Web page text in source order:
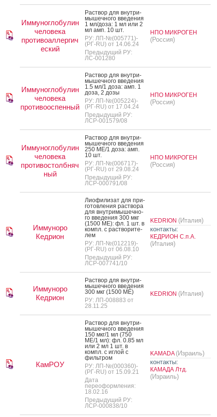
Иммуноглобулин
человека
противоаллергич
еский
Рас­твор для внут­ри­
мышеч­но­го вве­дения
1 мл/до­за: 1 мл или 2
мл амп. 10 шт.
РУ: ЛП-№(005771)-
(РГ-RU) от 14.06.24
Предыдущий РУ:
ЛС-001280
НПО МИКРОГЕН
(Россия)
Иммуноглобулин
человека
противооспенный
Рас­твор для внут­ри­
мышеч­но­го вве­дения
1.5 мл/1 до­за: амп. 1
до­за, 2 до­зы
РУ: ЛП-№(005224)-
(РГ-RU) от 17.04.24
Предыдущий РУ:
ЛСР-001579/08
НПО МИКРОГЕН
(Россия)
Иммуноглобулин
человека
противостолбняч
ный
Рас­твор для внут­ри­
мышеч­но­го вве­дения
250 МЕ/1 до­за: амп.
10 шт.
РУ: ЛП-№(006717)-
(РГ-RU) от 29.08.24
Предыдущий РУ:
ЛСР-000791/08
НПО МИКРОГЕН
(Россия)
Иммуноро
Кедрион
Ли­офи­лизат для при­
готов­ле­ния рас­тво­ра
для внут­ри­мышеч­но­
го вве­дения 300 мкг
(1500 МЕ): фл. 1 шт. в
компл. с рас­тво­рите­
лем
РУ: ЛП-№(012219)-
(РГ-RU) от 06.08.10
Предыдущий РУ:
ЛСР-007741/10
KEDRION (Италия)
контакты:
КЕДРИОН С.п.А.
(Италия)
Иммуноро
Кедрион
Рас­твор для внут­ри­
мышеч­но­го вве­дения
300 мкг (1500 МЕ)
РУ: ЛП-008883 от
28.11.25
KEDRION (Италия)
КамРОУ
Рас­твор для внут­ри­
мышеч­но­го вве­дения
150 мкг/1 мл (750
МЕ/1 мл): фл. 0.85 мл
или 2 мл 1 шт. в
компл. с иг­лой с
филь­тром
РУ: ЛП-№(000360)-
(РГ-RU) от 15.09.21
Дата
переоформления:
18.02.16
Предыдущий РУ:
ЛСР-000838/10
KAMADA (Израиль)
контакты:
КАМАДА Лтд.
(Израиль)